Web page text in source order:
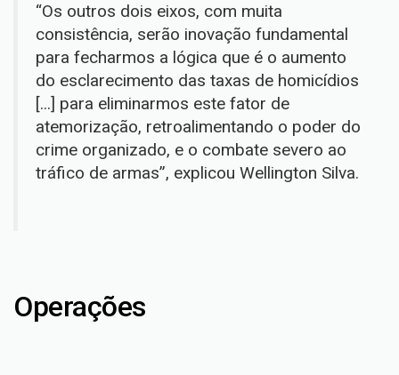
“Os outros dois eixos, com muita
consistência, serão inovação fundamental
para fecharmos a lógica que é o aumento
do esclarecimento das taxas de homicídios
[...] para eliminarmos este fator de
atemorização, retroalimentando o poder do
crime organizado, e o combate severo ao
tráfico de armas”, explicou Wellington Silva.
Operações